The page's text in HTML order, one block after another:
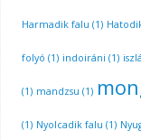
Harmadik falu (1)
folyó (1) indoiráni (1)
(1) mandzsu (1)
(1) Nyolcadik falu (1)